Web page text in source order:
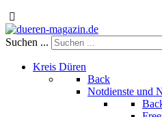
Suchen ...
Kreis Düren
Back
Notdienste und